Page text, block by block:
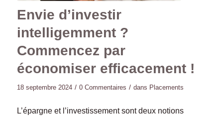
Envie d’investir
intelligemment ?
Commencez par
économiser efficacement !
18 septembre 2024 / 0 Commentaires / dans Placements
L’épargne et l’investissement sont deux notions